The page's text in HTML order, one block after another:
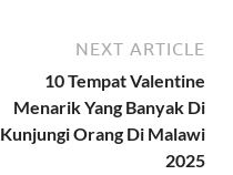
NEXT ARTICLE
10 Tempat Valentine
Menarik Yang Banyak Di
Kunjungi Orang Di Malawi
2025